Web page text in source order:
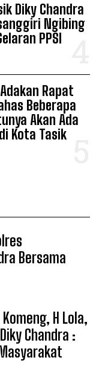
Diky Chandra
Ngibing
PPSI
Rapat
Beberapa
Akan Ada
Kota Tasik
Bersama
H Lola,
Chandra :